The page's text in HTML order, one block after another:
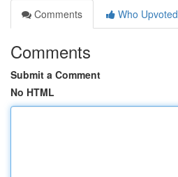
Comments
Who Upvoted
Comments
Submit a Comment
No HTML